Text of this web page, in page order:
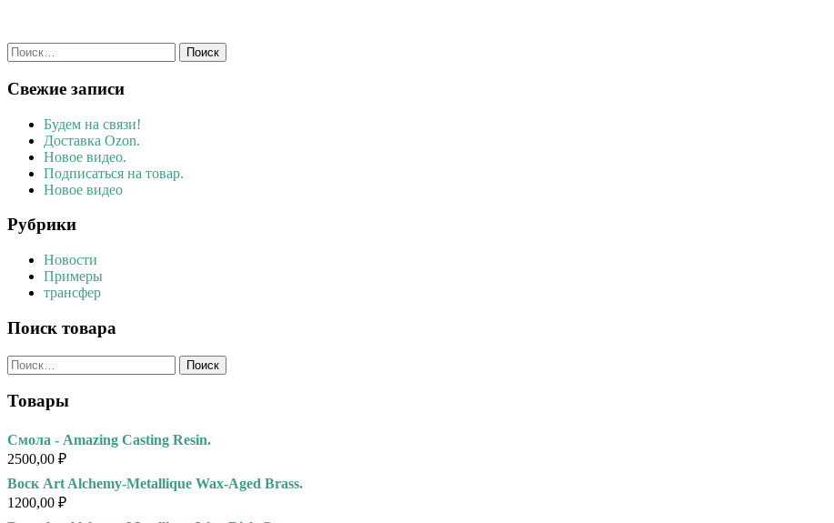
Найти:
Свежие записи
Будем на связи!
Доставка Ozon.
Новое видео.
Подписаться на товар.
Новое видео
Рубрики
Новости
Примеры
трансфер
Поиск товара
Найти:
Товары
Смола - Amazing Casting Resin.
2500,00 ₽
Воск Art Alchemy-Metallique Wax-Aged Brass.
1200,00 ₽